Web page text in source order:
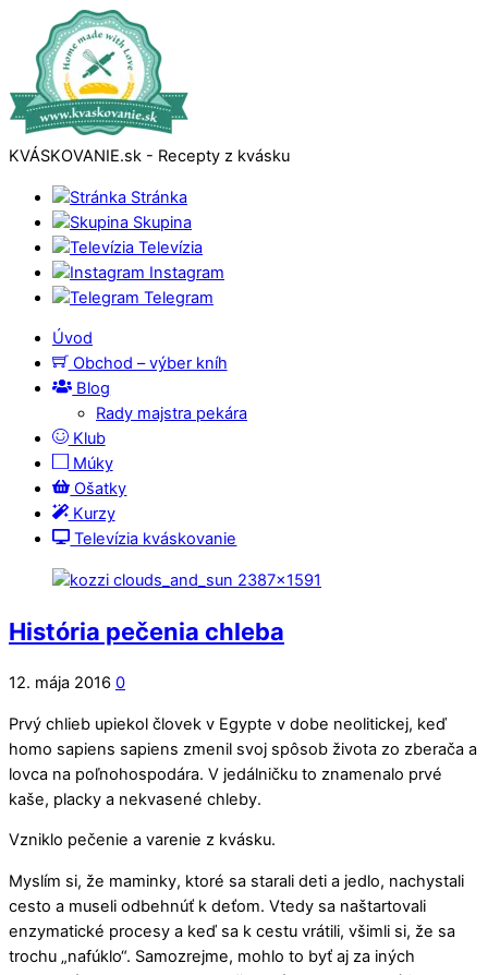
KVÁSKOVANIE.sk - Recepty z kvásku
Stránka
Skupina
Televízia
Instagram
Telegram
Úvod
Obchod – výber kníh
Blog
Rady majstra pekára
Klub
Múky
Ošatky
Kurzy
Televízia kváskovanie
História pečenia chleba
12. mája 2016 0
Prvý chlieb upiekol človek v Egypte v dobe neolitickej, keď
homo sapiens sapiens zmenil svoj spôsob života zo zberača a
lovca na poľnohospodára. V jedálničku to znamenalo prvé
kaše, placky a nekvasené chleby.
Vzniklo pečenie a varenie z kvásku.
Myslím si, že maminky, ktoré sa starali deti a jedlo, nachystali
cesto a museli odbehnúť k deťom. Vtedy sa naštartovali
enzymatické procesy a keď sa k cestu vrátili, všimli si, že sa
trochu „nafúklo“. Samozrejme, mohlo to byť aj za iných